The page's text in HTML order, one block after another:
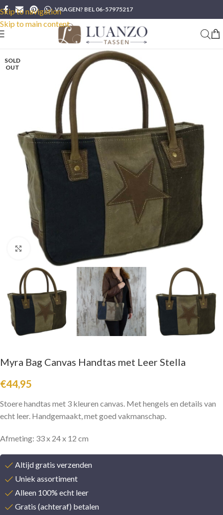
Skip to navigation
Skip to main content
VRAGEN? BEL 06-57975217
SOLD
OUT
Click to enlarge
Myra Bag Canvas Handtas met Leer Stella
€44,95
Stoere handtas met 3 kleuren canvas. Met hengels en details van
echt leer. Handgemaakt, met goed vakmanschap.
Afmeting: 33 x 24 x 12 cm
Altijd gratis verzenden
Uniek assortiment
Alleen 100% echt leer
Gratis (achteraf) betalen